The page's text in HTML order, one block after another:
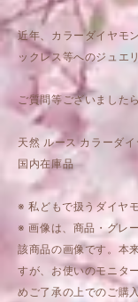
近年、カラーダイヤモ
ックレス等へのジュエ
ご質問等ございました
天然 ルース カラーダ
国内在庫品
※ 私どもで扱うダイヤ
※ 画像は、商品・グレ
該商品の画像です。本
すが、お使いのモニタ
めご了承の上でのご購